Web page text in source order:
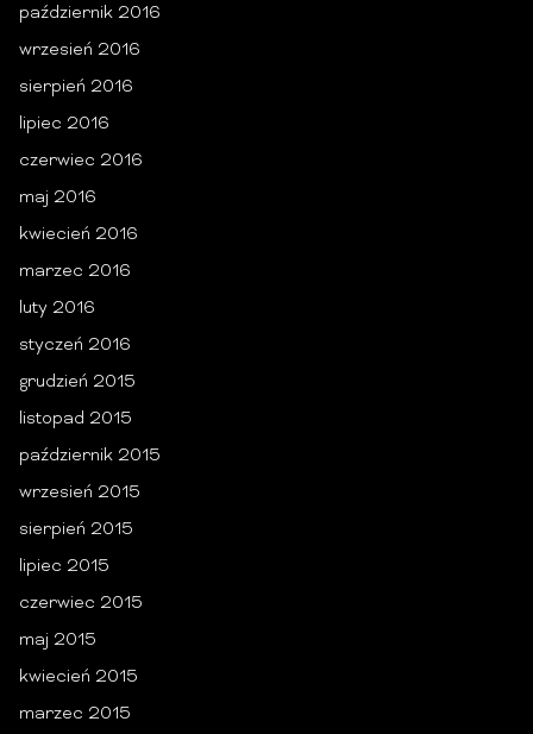
październik 2016
wrzesień 2016
sierpień 2016
lipiec 2016
czerwiec 2016
maj 2016
kwiecień 2016
marzec 2016
luty 2016
styczeń 2016
grudzień 2015
listopad 2015
październik 2015
wrzesień 2015
sierpień 2015
lipiec 2015
czerwiec 2015
maj 2015
kwiecień 2015
marzec 2015